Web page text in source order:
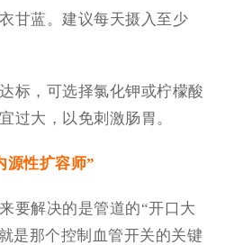
甘蓝。建议每天摄入至少
标，可选择氯化钾或柠檬酸
过大，以免刺激肠胃。
源性扩容师”
要解决的是管道的“开口大
是那个控制血管开关的关键